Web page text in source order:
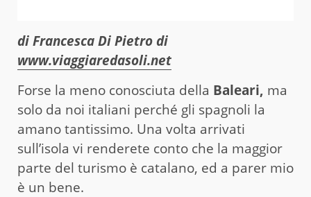
di Francesca Di Pietro di
www.viaggiaredasoli.net
Forse la meno conosciuta della Baleari, ma
solo da noi italiani perché gli spagnoli la
amano tantissimo. Una volta arrivati
sull’isola vi renderete conto che la maggior
parte del turismo è catalano, ed a parer mio
è un bene.